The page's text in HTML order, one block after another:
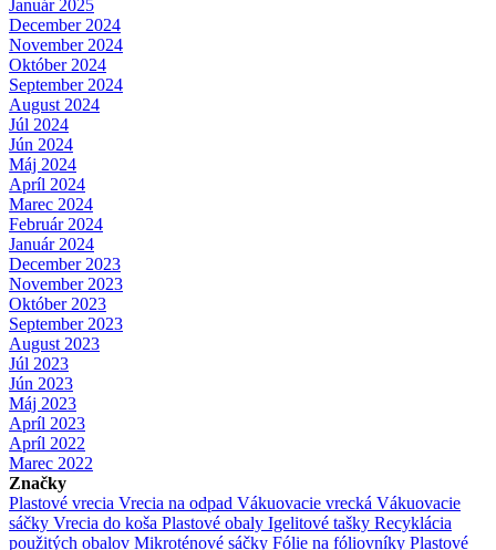
Január 2025
December 2024
November 2024
Október 2024
September 2024
August 2024
Júl 2024
Jún 2024
Máj 2024
Apríl 2024
Marec 2024
Február 2024
Január 2024
December 2023
November 2023
Október 2023
September 2023
August 2023
Júl 2023
Jún 2023
Máj 2023
Apríl 2023
Apríl 2022
Marec 2022
Značky
Plastové vrecia Vrecia na odpad Vákuovacie vrecká Vákuovacie
sáčky Vrecia do koša Plastové obaly Igelitové tašky Recyklácia
použitých obalov Mikroténové sáčky Fólie na fóliovníky Plastové